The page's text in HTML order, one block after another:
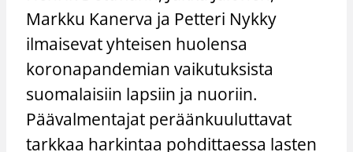
Markku Kanerva ja Petteri Nykky
ilmaisevat yhteisen huolensa
koronapandemian vaikutuksista
suomalaisiin lapsiin ja nuoriin.
Päävalmentajat peräänkuuluttavat
tarkkaa harkintaa pohdittaessa lasten